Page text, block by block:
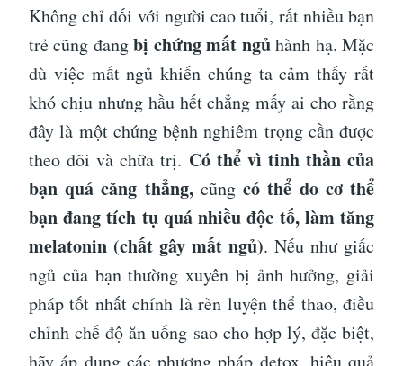
Không chỉ đối với người cao tuổi, rất nhiều bạn
trẻ cũng đangbị chứng mất ngủhành hạ. Mặc
dù việc mất ngủ khiến chúng ta cảm thấy rất
khó chịu nhưng hầu hết chẳng mấy ai cho rằng
đây là một chứng bệnh nghiêm trọng cần được
theo dõi và chữa trị. Có thể vì tinh thần của
bạn quá căng thẳng,cũngcó thể do cơ thể
bạn đang tích tụ quá nhiều độc tố, làm tăng
melatonin (chất gây mất ngủ). Nếu như giấc
ngủ của bạn thường xuyên bị ảnh hưởng, giải
pháp tốt nhất chính là rèn luyện thể thao, điều
chỉnh chế độ ăn uống sao cho hợp lý, đặc biệt,
hãy áp dụng các phương pháp detox, hiệu quả